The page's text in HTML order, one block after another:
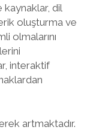
kaynaklar, dil
oluşturma ve
olmalarını
interaktif
artmaktadır.